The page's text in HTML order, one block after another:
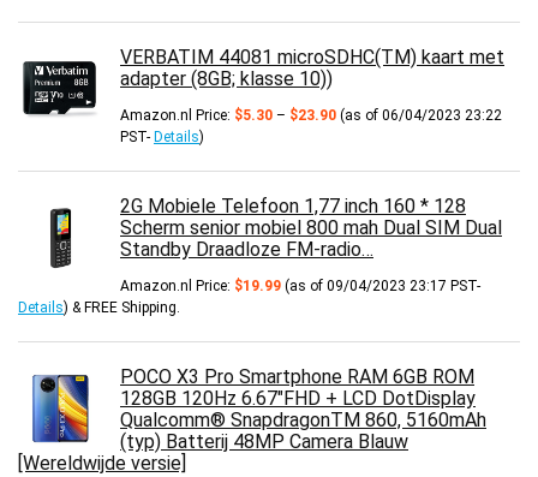
VERBATIM 44081 microSDHC(TM) kaart met
adapter (8GB; klasse 10))
Amazon.nl Price: $5.30 – $23.90Prijsklasse:
$5.30
(as of 06/04/2023 23:22
PST- Details)
2G Mobiele Telefoon 1,77 inch 160 * 128
Scherm senior mobiel 800 mah Dual SIM Dual
Standby Draadloze FM-radio…
Amazon.nl Price: $19.99 (as of 09/04/2023 23:17 PST-
Details) & FREE Shipping.
POCO X3 Pro Smartphone RAM 6GB ROM
128GB 120Hz 6.67"FHD + LCD DotDisplay
Qualcomm® SnapdragonTM 860, 5160mAh
(typ) Batterij 48MP Camera Blauw
[Wereldwijde versie]